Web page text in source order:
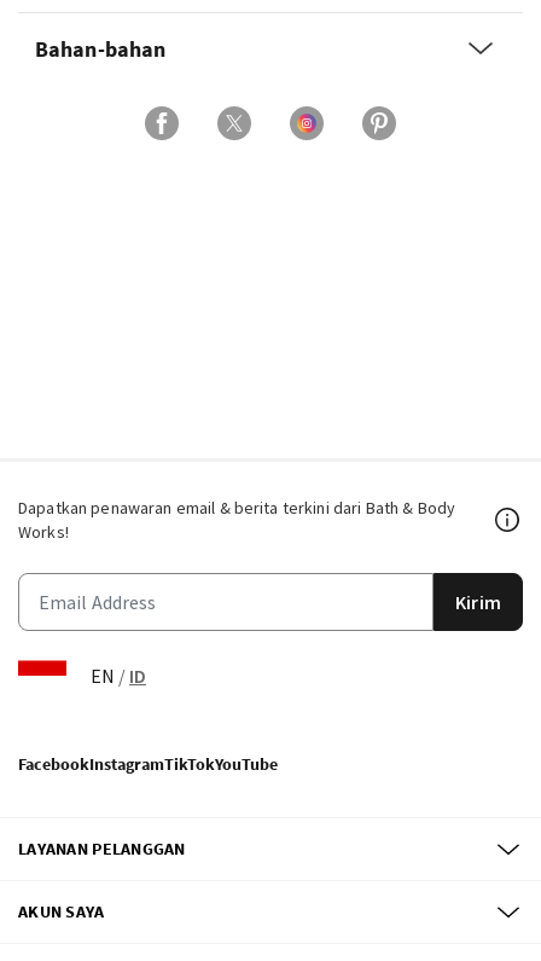
Bahan-bahan
Dapatkan penawaran email & berita terkini dari Bath & Body
Works!
Kirim
EN / ID
FacebookInstagramTikTokYouTube
LAYANAN PELANGGAN
AKUN SAYA